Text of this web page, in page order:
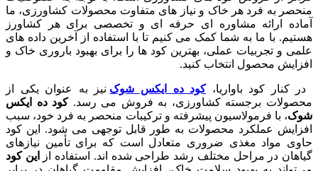
منحصر به فرد هر خاک و نیاز های متفاوت محصولات کشاورزی، ما
آماده ارائه مشاوره‌ ای حرفه ‌ای و تخصصی برای هر کشاورز
هستیم. با ما به شما کمک می ‌کنیم تا با استفاده از آخرین داده‌ های
علمی و تجربیات عملی، بهترین کود ها را برای بهبود باروری خاک و
افزایش محصول انتخاب کنید.
در کنار کود باواریا،کود ده ایکس شوک نیز به عنوان یکی از
محصولات برجسته کشاورزی، به فروش می‌ رسد.کود ده ایکس
شوک، با فرمولاسیون پیشرفته و ترکیبات منحصر به فرد خود، سبب
افزایش عملکرد محصولات به طور قابل توجهی می شود. این کود
حاوی مواد مغذی ضروری متعادل است که برای تأمین نیازهای
گیاهان در مراحل مختلف رشد طراحی شده‌ اند. استفاده از
این کود